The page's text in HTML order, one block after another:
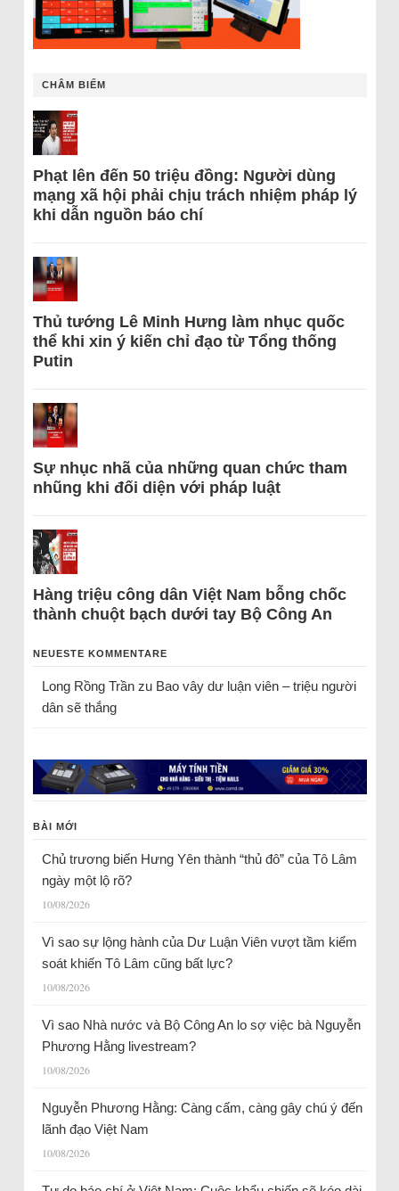
CHÂM BIẾM
Phạt lên đến 50 triệu đồng: Người dùng
mạng xã hội phải chịu trách nhiệm pháp lý
khi dẫn nguồn báo chí
Thủ tướng Lê Minh Hưng làm nhục quốc
thể khi xin ý kiến chỉ đạo từ Tổng thống
Putin
Sự nhục nhã của những quan chức tham
nhũng khi đối diện với pháp luật
Hàng triệu công dân Việt Nam bỗng chốc
thành chuột bạch dưới tay Bộ Công An
NEUESTE KOMMENTARE
Long Rồng Trầnzu Bao vây dư luận viên – triệu người
dân sẽ thắng
BÀI MỚI
Chủ trương biến Hưng Yên thành “thủ đô” của Tô Lâm
ngày một lộ rõ?
10/08/2026
Vì sao sự lộng hành của Dư Luận Viên vượt tầm kiểm
soát khiến Tô Lâm cũng bất lực?
10/08/2026
Vì sao Nhà nước và Bộ Công An lo sợ việc bà Nguyễn
Phương Hằng livestream?
10/08/2026
Nguyễn Phương Hằng: Càng cấm, càng gây chú ý đến
lãnh đạo Việt Nam
10/08/2026